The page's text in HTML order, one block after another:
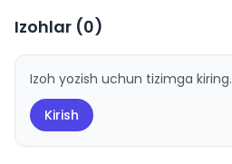
Izohlar (0)
Izoh yozish uchun tizimga kiring.
Kirish